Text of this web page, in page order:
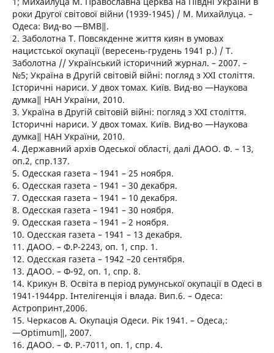
роки Другої світової війни (1939-1945) / М. Михайлуца. –
Одеса: Вид-во ―ВМВ‖.
2. Заболотна Т. Повсякденне життя киян в умовах
нацистської окупації (вересень-грудень 1941 р.) / Т.
Заболотна // Український історичний журнал. – 2007. –
№5; Україна в Другій світовій війні: погляд з ХХІ століття.
Історичні нариси. У двох томах. Київ. Вид-во ―Наукова
думка‖ НАН України, 2010.
3. Україна в Другій світовій війні: погляд з ХХІ століття.
Історичні нариси. У двох томах. Київ. Вид-во ―Наукова
думка‖ НАН України, 2010.
4. Державний архів Одеської області, далі ДАОО. Ф. – 13,
оп.2, спр.137.
5. Одесская газета – 1941 – 25 ноября.
6. Одесская газета – 1941 – 30 декабря.
7. Одесская газета – 1941 – 10 декабря.
8. Одесская газета – 1941 – 30 ноября.
9. Одесская газета – 1941 – 2 ноября.
10. Одесская газета – 1941 – 13 декабря.
11. ДАОО. – Ф.Р-2243, оп. 1, спр. 1.
12. Одесская газета – 1942 –20 сентября.
13. ДАОО. – Ф-92, оп. 1, спр. 8.
14. Крикун В. Освіта в період румунської окупації в Одесі в
1941-1944рр. Інтелігенція і влада. Вип.6. – Одеса:
Астропринт,2006.
15. Черкасов А. Окупація Одеси. Рік 1941. – Одеса,:
―Optimum‖, 2007.
16. ДАОО. – Ф. Р.-7011, оп. 1, спр. 4.